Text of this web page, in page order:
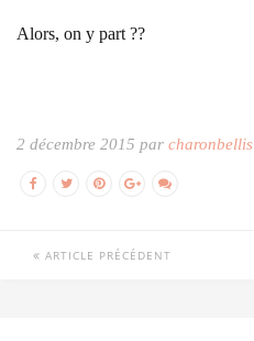
Alors, on y part ??
2 décembre 2015 par charonbellis
ARTICLE PRÉCÉDENT